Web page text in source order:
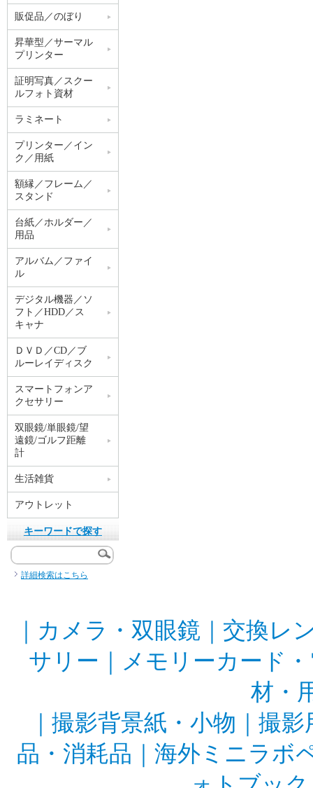
販促品／のぼり
昇華型／サーマル
プリンター
証明写真／スクー
ルフォト資材
ラミネート
プリンター／イン
ク／用紙
額縁／フレーム／
スタンド
台紙／ホルダー／
用品
アルバム／ファイ
ル
デジタル機器／ソ
フト／HDD／ス
キャナ
ＤＶＤ／CD／ブ
ルーレイディスク
スマートフォンア
クセサリー
双眼鏡/単眼鏡/望
遠鏡/ゴルフ距離
計
生活雑貨
アウトレット
キーワードで探す
詳細検索はこちら
カメラ・双眼鏡
交換レ
サリー
メモリーカード
材・
撮影背景紙・小物
撮影
品・消耗品
海外ミニラボ